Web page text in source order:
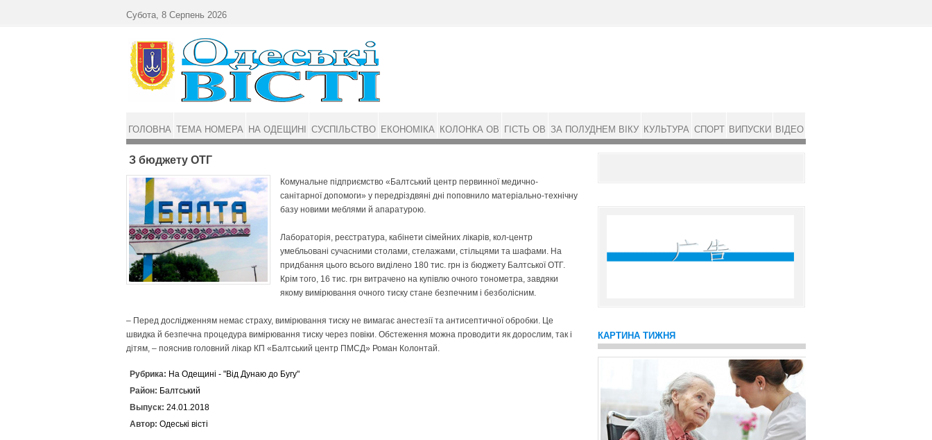
З бюджету ОТГ
Комунальне підприємство «Балтський центр первинної медично-
санітарної допомоги» у передріздвяні дні поповнило матеріально-технічну
базу новими меблями й апаратурою.
Лабораторія, реєстратура, кабінети сімейних лікарів, кол-центр
умебльовані сучасними столами, стелажами, стільцями та шафами. На
придбання цього всього виділено 180 тис. грн із бюджету Балтської ОТГ.
Крім того, 16 тис. грн витрачено на купівлю очного тонометра, завдяки
якому вимірювання очного тиску стане безпечним і безболісним.
– Перед дослідженням немає страху, вимірювання тиску не вимагає анестезії та антисептичної обробки. Це
швидка й безпечна процедура вимірювання тиску через повіки. Обстеження можна проводити як дорослим, так і
дітям, – пояснив головний лікар КП «Балтський центр ПМСД» Роман Колонтай.
Рубрика: На Одещині - "Від Дунаю до Бугу"
Район: Балтський
Выпуск: 24.01.2018
Автор: Одеські вісті
КАРТИНА ТИЖНЯ
Субота, 8 Серпень 2026
ГОЛОВНА ТЕМА НОМЕРА НА ОДЕЩИНІ СУСПІЛЬСТВО ЕКОНОМІКА КОЛОНКА ОВ ГІСТЬ ОВ ЗА ПОЛУДНЕМ ВІКУ КУЛЬТУРА СПОРТ ВИПУСКИ ВІДЕО